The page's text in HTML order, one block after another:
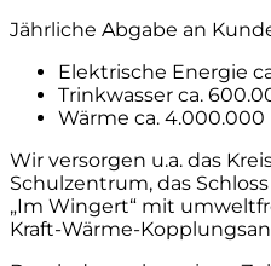
Jährliche Abgabe an
Elektrische Energie
Trinkwasser ca.
Wärme ca. 4.000.000
Wir versorgen u.a. das
Schulzentrum, das
„Im Wingert“ mit
Kraft-Wärme-